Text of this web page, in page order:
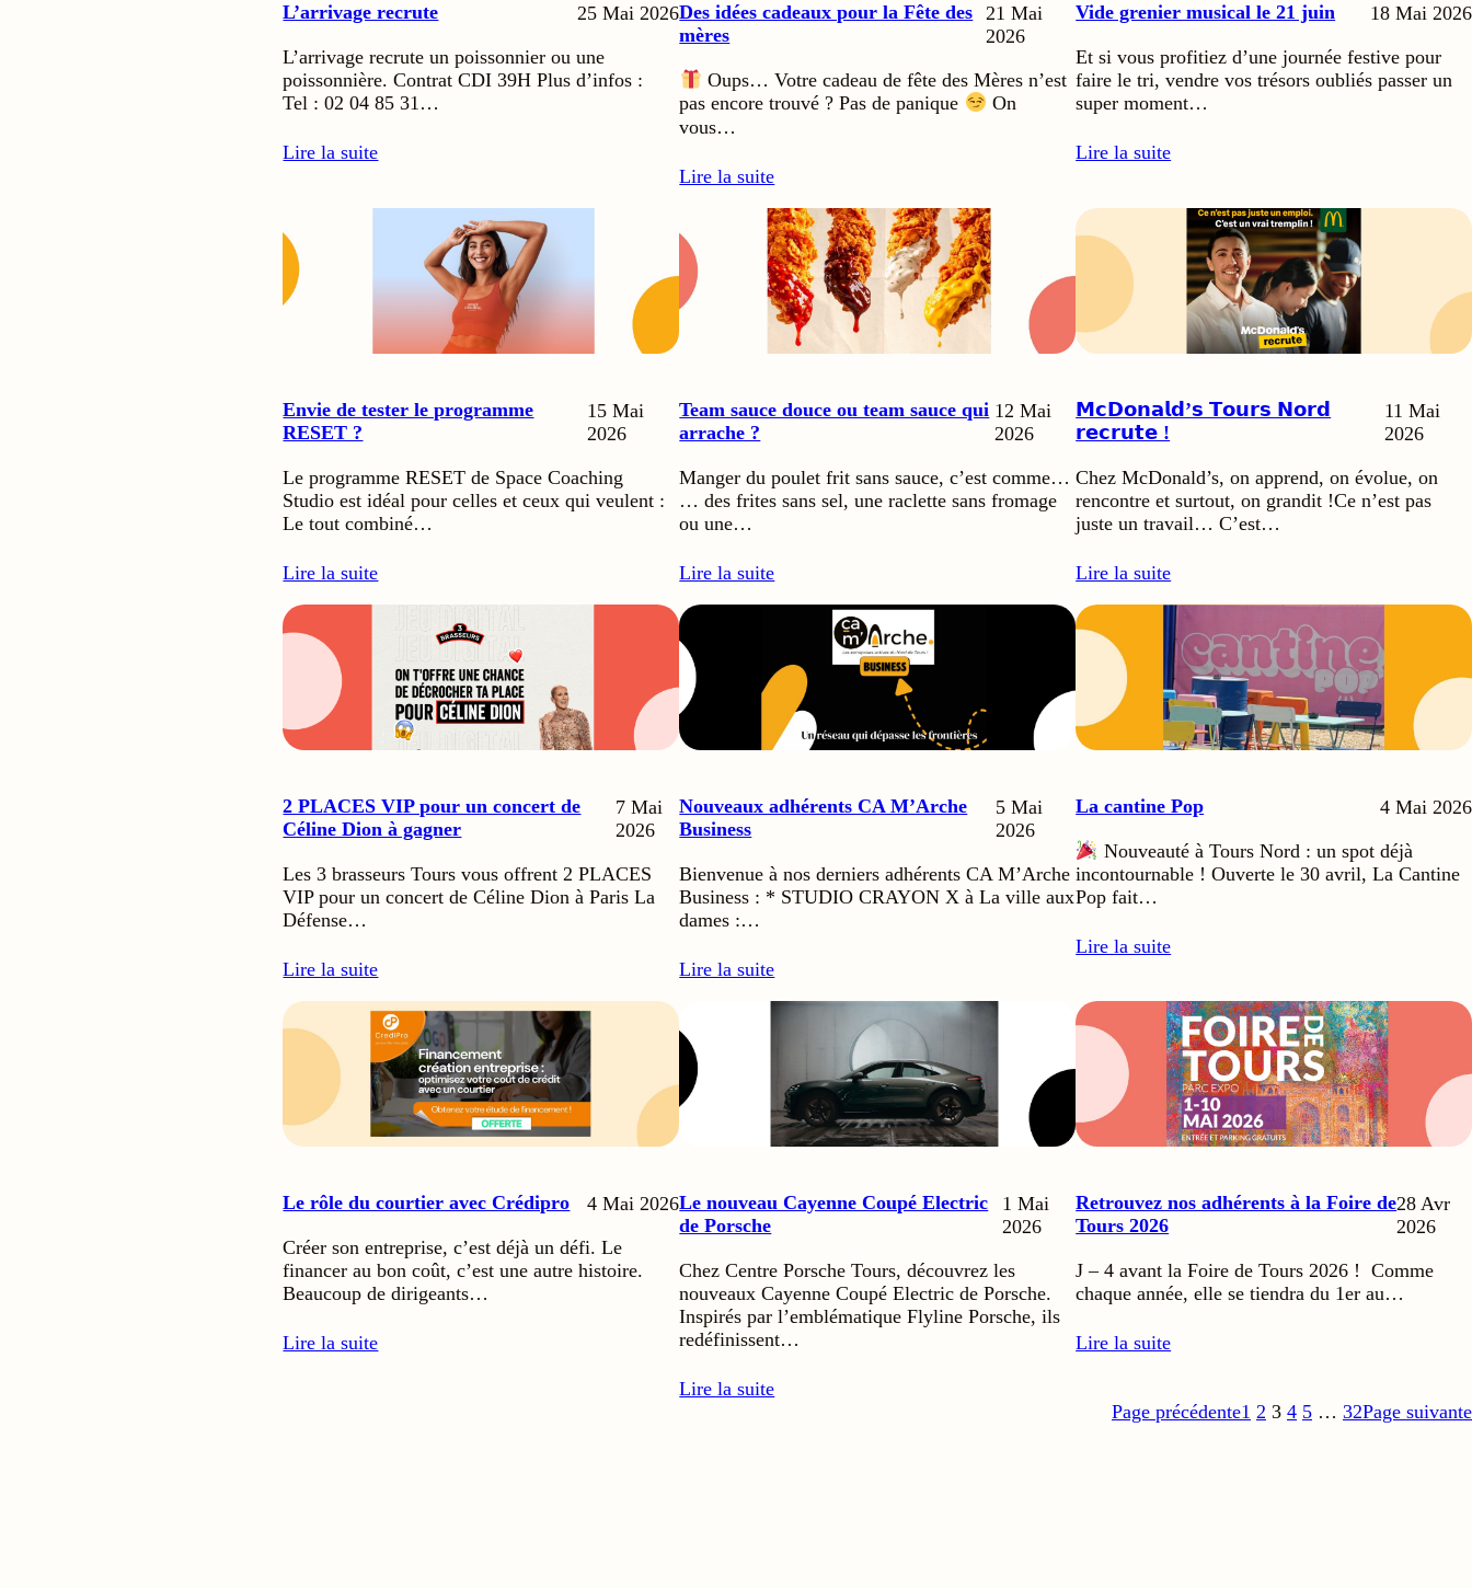
L’arrivage recrute
25 Mai 2026
L’arrivage recrute un poissonnier ou une
poissonnière. Contrat CDI 39H Plus d’infos :
Tel : 02 04 85 31…
Lire la suite
Des idées cadeaux pour la Fête des
mères
21 Mai
2026
Oups… Votre cadeau de fête des Mères n’est
pas encore trouvé ? Pas de panique
On
vous…
Lire la suite
Vide grenier musical le 21 juin
18 Mai 2026
Et si vous profitiez d’une journée festive pour
faire le tri, vendre vos trésors oubliés passer un
super moment…
Lire la suite
Envie de tester le programme
RESET ?
15 Mai
2026
Le programme RESET de Space Coaching
Studio est idéal pour celles et ceux qui veulent :
Le tout combiné…
Lire la suite
Team sauce douce ou team sauce qui
arrache ?
12 Mai
2026
Manger du poulet frit sans sauce, c’est comme…
… des frites sans sel, une raclette sans fromage
ou une…
Lire la suite
𝗠𝗰𝗗𝗼𝗻𝗮𝗹𝗱’𝘀 𝗧𝗼𝘂𝗿𝘀 𝗡𝗼𝗿𝗱
𝗿𝗲𝗰𝗿𝘂𝘁𝗲 !
11 Mai
2026
Chez McDonald’s, on apprend, on évolue, on
rencontre et surtout, on grandit !Ce n’est pas
juste un travail… C’est…
Lire la suite
2 PLACES VIP pour un concert de
Céline Dion à gagner
7 Mai
2026
Les 3 brasseurs Tours vous offrent 2 PLACES
VIP pour un concert de Céline Dion à Paris La
Défense…
Lire la suite
Nouveaux adhérents CA M’Arche
Business
5 Mai
2026
Bienvenue à nos derniers adhérents CA M’Arche
Business : * STUDIO CRAYON X à La ville aux
dames :…
Lire la suite
La cantine Pop 4 Mai 2026
Nouveauté à Tours Nord : un spot déjà
incontournable ! Ouverte le 30 avril, La Cantine
Pop fait…
Lire la suite
Le rôle du courtier avec Crédipro
4 Mai 2026
Créer son entreprise, c’est déjà un défi. Le
financer au bon coût, c’est une autre histoire.
Beaucoup de dirigeants…
Lire la suite
Le nouveau Cayenne Coupé Electric
de Porsche
1 Mai
2026
Chez Centre Porsche Tours, découvrez les
nouveaux Cayenne Coupé Electric de Porsche.
Inspirés par l’emblématique Flyline Porsche, ils
redéfinissent…
Lire la suite
Retrouvez nos adhérents à la Foire de
Tours 2026
28 Avr
2026
J – 4 avant la Foire de Tours 2026 ! Comme
chaque année, elle se tiendra du 1er au…
Lire la suite
Page précédente1 2 3 4 5 … 32Page suivante